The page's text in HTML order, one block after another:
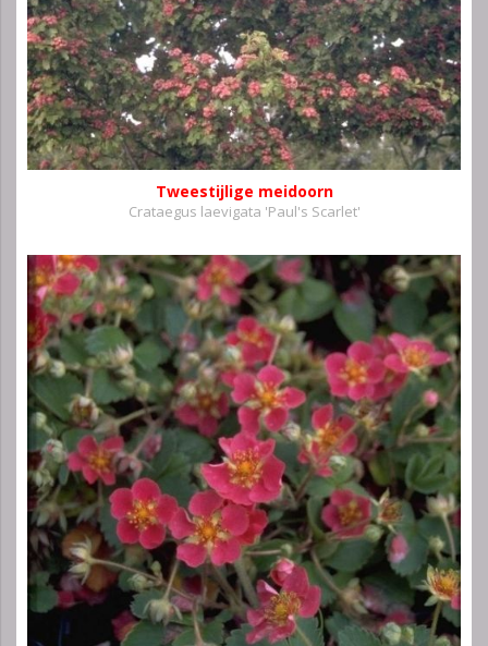
Tweestijlige meidoorn
Crataegus laevigata 'Paul's Scarlet'